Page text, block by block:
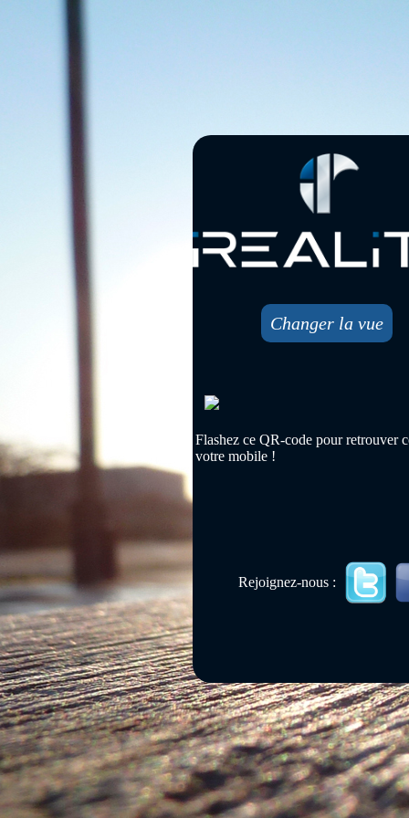
Changer la vue
Flashez ce QR-code pour retrouver
votre mobile !
Rejoignez-nous :